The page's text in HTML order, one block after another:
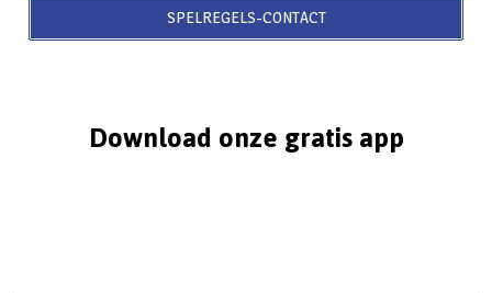
SPELREGELS-CONTACT
Download onze gratis app